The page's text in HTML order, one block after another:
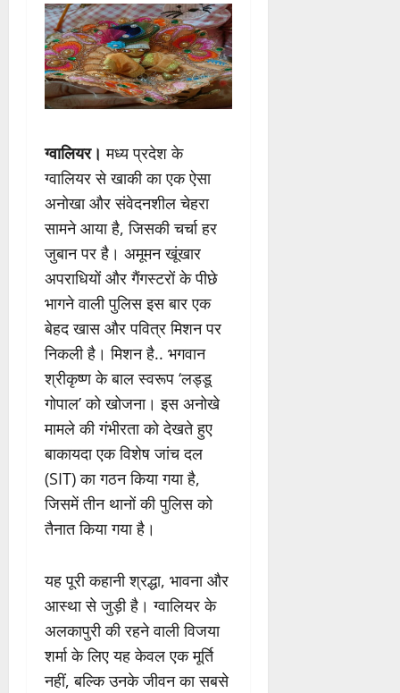
ग्वालियर। मध्य प्रदेश के
ग्वालियर से खाकी का एक ऐसा
अनोखा और संवेदनशील चेहरा
सामने आया है, जिसकी चर्चा हर
जुबान पर है। अमूमन खूंखार
अपराधियों और गैंगस्टरों के पीछे
भागने वाली पुलिस इस बार एक
बेहद खास और पवित्र मिशन पर
निकली है। मिशन है.. भगवान
श्रीकृष्ण के बाल स्वरूप ‘लड्डू
गोपाल’ को खोजना। इस अनोखे
मामले की गंभीरता को देखते हुए
बाकायदा एक विशेष जांच दल
(SIT) का गठन किया गया है,
जिसमें तीन थानों की पुलिस को
तैनात किया गया है।
यह पूरी कहानी श्रद्धा, भावना और
आस्था से जुड़ी है। ग्वालियर के
अलकापुरी की रहने वाली विजया
शर्मा के लिए यह केवल एक मूर्ति
नहीं, बल्कि उनके जीवन का सबसे